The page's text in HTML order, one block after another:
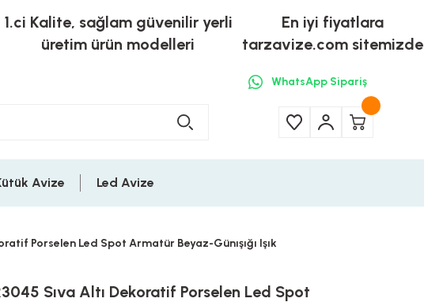
1.ci Kalite, sağlam güvenilir yerli
üretim ürün modelleri
En iyi fiyatlara
tarzavize.com sitemizde
WhatsApp Sipariş
Avize Led Avize
Porselen Led Spot Armatür Beyaz-Günışığı Işık
Sıva Altı Dekoratif Porselen Led Spot